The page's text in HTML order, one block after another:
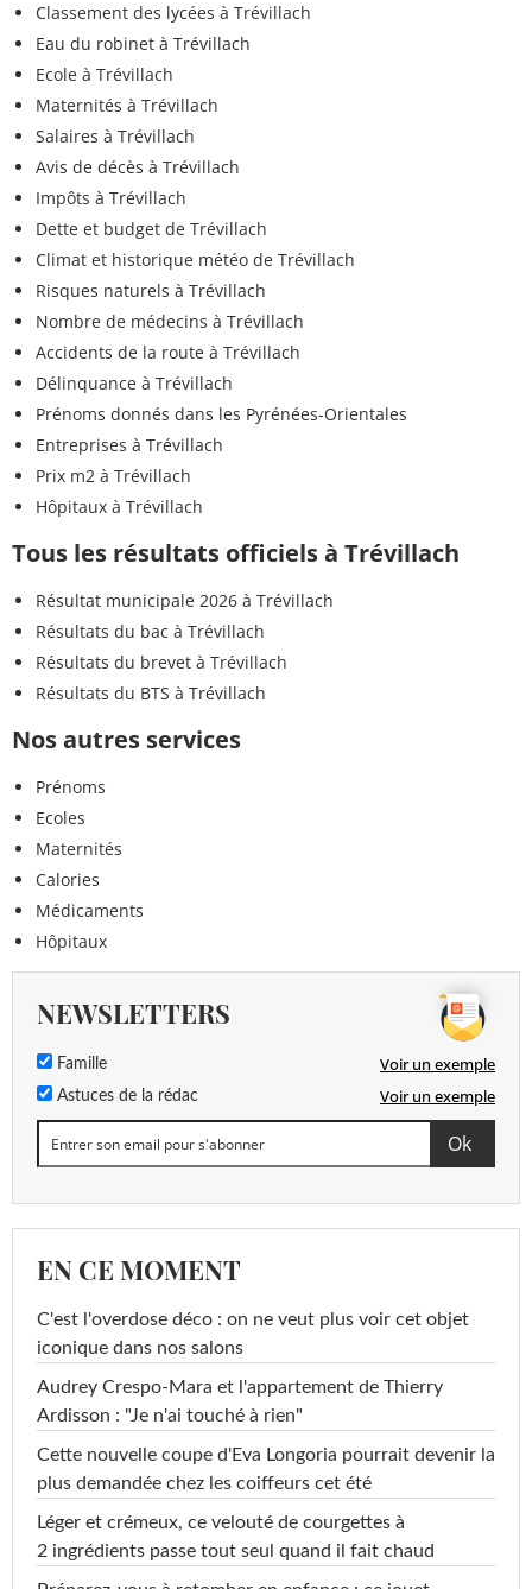
Classement des lycées à Trévillach
Eau du robinet à Trévillach
Ecole à Trévillach
Maternités à Trévillach
Salaires à Trévillach
Avis de décès à Trévillach
Impôts à Trévillach
Dette et budget de Trévillach
Climat et historique météo de Trévillach
Risques naturels à Trévillach
Nombre de médecins à Trévillach
Accidents de la route à Trévillach
Délinquance à Trévillach
Prénoms donnés dans les Pyrénées-Orientales
Entreprises à Trévillach
Prix m2 à Trévillach
Hôpitaux à Trévillach
Tous les résultats officiels à Trévillach
Résultat municipale 2026 à Trévillach
Résultats du bac à Trévillach
Résultats du brevet à Trévillach
Résultats du BTS à Trévillach
Nos autres services
Prénoms
Ecoles
Maternités
Calories
Médicaments
Hôpitaux
NEWSLETTERS
Famille Voir un exemple
Astuces de la rédac Voir un exemple
EN CE MOMENT
C'est l'overdose déco : on ne veut plus voir cet objet
iconique dans nos salons
Audrey Crespo-Mara et l'appartement de Thierry
Ardisson : "Je n'ai touché à rien"
Cette nouvelle coupe d'Eva Longoria pourrait devenir la
plus demandée chez les coiffeurs cet été
Léger et crémeux, ce velouté de courgettes à
2 ingrédients passe tout seul quand il fait chaud